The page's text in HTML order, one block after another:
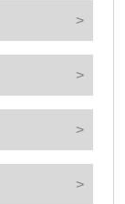
>
>
>
>